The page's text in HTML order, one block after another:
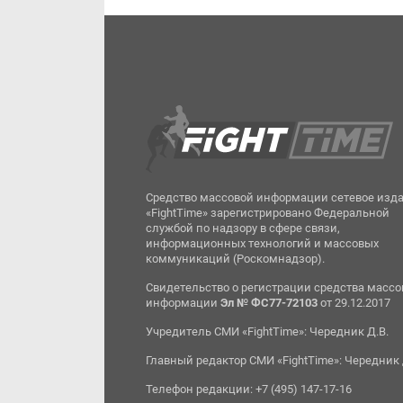
Средство массовой информации сетевое
«FightTime» зарегистрировано Федеральной
службой по надзору в сфере связи,
информационных технологий и массовых
коммуникаций (Роскомнадзор).
Свидетельство о регистрации средства
информацииЭл № ФС77-72103 от 29.12.2017
Учредитель СМИ «FightTime»: Чередник Д.В.
Главный редактор СМИ «FightTime»: Чередник
Телефон редакции: +7 (495) 147-17-16